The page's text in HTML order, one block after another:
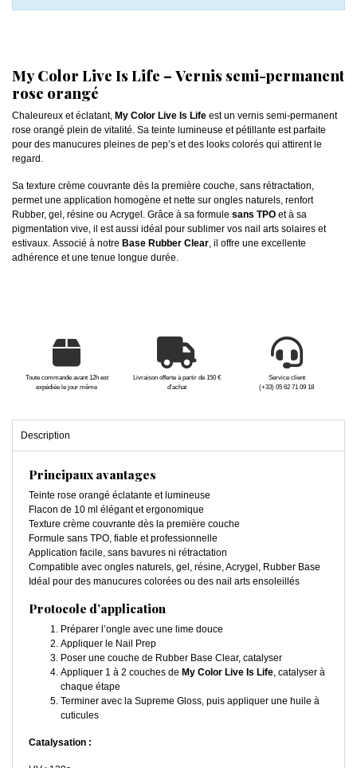
My Color Live Is Life – Vernis semi-permanent
rose orangé
Chaleureux et éclatant, My Color Live Is Life est un vernis semi-permanent
rose orangé plein de vitalité. Sa teinte lumineuse et pétillante est parfaite
pour des manucures pleines de pep’s et des looks colorés qui attirent le
regard.
Sa texture crème couvrante dès la première couche, sans rétractation,
permet une application homogène et nette sur ongles naturels, renfort
Rubber, gel, résine ou Acrygel. Grâce à sa formule sans TPO et à sa
pigmentation vive, il est aussi idéal pour sublimer vos nail arts solaires et
estivaux. Associé à notre Base Rubber Clear, il offre une excellente
adhérence et une tenue longue durée.
Toute commande avant 12h est
expédiée le jour même
Livraison offerte à partir de 150 €
d'achat
Service client
(+33) 05 62 71 09 18
Description
Principaux avantages
Teinte rose orangé éclatante et lumineuse
Flacon de 10 ml élégant et ergonomique
Texture crème couvrante dès la première couche
Formule sans TPO, fiable et professionnelle
Application facile, sans bavures ni rétractation
Compatible avec ongles naturels, gel, résine, Acrygel, Rubber Base
Idéal pour des manucures colorées ou des nail arts ensoleillés
Protocole d’application
Préparer l’ongle avec une lime douce
Appliquer le Nail Prep
Poser une couche de Rubber Base Clear, catalyser
Appliquer 1 à 2 couches de My Color Live Is Life, catalyser à
chaque étape
Terminer avec la Supreme Gloss, puis appliquer une huile à
cuticules
Catalysation :